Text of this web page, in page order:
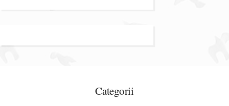
Categorii